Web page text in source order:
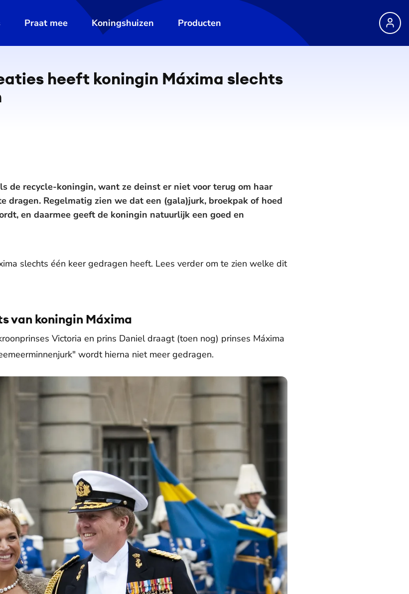
Praat mee Koningshuizen Producten
heeft koningin Máxima slechts
de recycle-koningin, want ze deinst er niet voor terug om haar
dragen. Regelmatig zien we dat een (gala)jurk, broekpak of hoed
en daarmee geeft de koningin natuurlijk een goed en
slechts één keer gedragen heeft. Lees verder om te zien welke dit
van koningin Máxima
Victoria en prins Daniel draagt (toen nog) prinses Máxima
wordt hierna niet meer gedragen.